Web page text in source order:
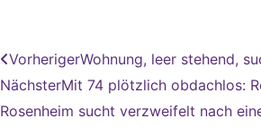
Zurück
VorherigerWohnung, leer stehend,
NächsterMit 74 plötzlich obdachlos:
Rosenheim sucht verzweifelt nach